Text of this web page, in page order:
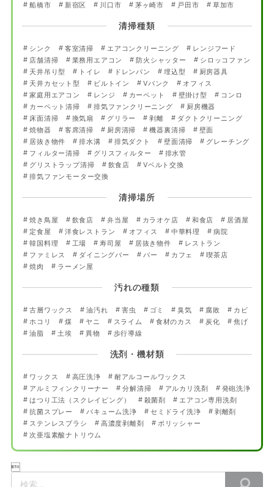
船橋市
新宿区 川口市 茅ヶ崎市 戸田市 草加市
清掃種類
シンク 客室清掃 エアコンクリーニング
レンジフード
店舗清掃
業務用エアコン 防火シャッター
シロッコファン
天井吊り型
トイレ ドレンパン 埋込型
厨房器具
天井カセット型
ビルトイン Vバンク
オフィス
家庭用エアコン
レンジ カーペット 壁掛け型
コンロ
カーペット清掃
排気ファンクリーニング
厨房機器
床面清掃
換気扇 グリラー 剥離
ダクトクリーニング
焼物器
客席清掃 厨房清掃 機器裏清掃
壁面
居抜き物件
排水溝 排気ダクト 壁面清掃
グレーチング
フィルター清掃
グリスフィルター
排水管
グリストラップ清掃
飲食店
Vベルト交換
排気ファンモーター交換
清掃場所
焼き鳥屋 飲食店 弁当屋 カラオケ店 和食店
居酒屋
定食屋
洋食レストラン オフィス 中華料理
病院
韓国料理
工場 寿司屋 居抜き物件
レストラン
ファミレス
ダイニングバー バー カフェ
喫茶店
焼肉
ラーメン屋
汚れの種類
古層ワックス 油汚れ 害虫 ゴミ 臭気 腐敗
カビ
ホコリ
煤 ヤニ スライム 食材のカス 炭化
焦げ
油脂
土埃 異物 歩行導線
洗剤・機材類
ワックス 高圧洗浄
耐アルコールワックス
アルミフィンクリーナー
分解清掃 アルカリ洗剤
発砲洗浄
はつり工法（スクレイピング）
殺菌剤
エアコン専用洗剤
抗菌スプレー
バキューム洗浄 セミドライ洗浄
剥離剤
ステンレスブラシ
高濃度剥離剤
ポリッシャー
次亜塩素酸ナトリウム

検